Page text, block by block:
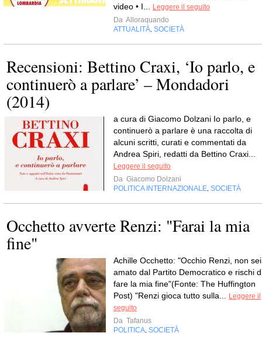
video • I...
Leggere il seguito
Da Alloraquando
ATTUALITÀ SOCIETÀ
Recensioni: Bettino Craxi, ‘Io parlo, e
continuerò a parlare’ – Mondadori
(2014)
a cura di Giacomo Dolzani Io parlo, e
continuerò a parlare è una raccolta di
alcuni scritti, curati e commentati da
Andrea Spiri, redatti da Bettino Craxi...
Leggere il seguito
Da Giacomo Dolzani
POLITICA INTERNAZIONALE SOCIETÀ
Occhetto avverte Renzi: "Farai la mia
fine"
Achille Occhetto: "Occhio Renzi, non sei
amato dal Partito Democratico e rischi
fare la mia fine"(Fonte: The Huffington
Post) "Renzi gioca tutto sulla...
Leggere il
seguito
Da Tafanus
POLITICA SOCIETÀ